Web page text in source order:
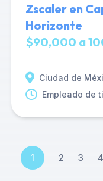
Zscaler en
Horizonte
$90,000 a
Ciudad de
Empleado de
1 2 3 4